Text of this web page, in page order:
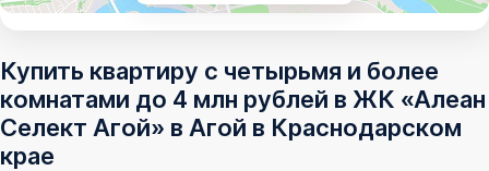
Купить квартиру с четырьмя и более
комнатами до 4 млн рублей в ЖК «Алеан
Селект Агой» в Агой в Краснодарском
крае